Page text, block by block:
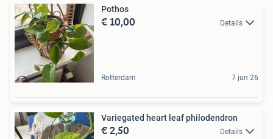
Pothos
€ 10,00 Details
Rotterdam 7 jun 26
Variegated heart leaf philodendron
€ 2,50 Details